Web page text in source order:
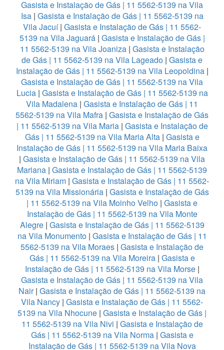
Gasista e Instalação de Gás | 11 5562-5139 na Vila
Isa| Gasista e Instalação de Gás | 11 5562-5139 na
Vila Jacuí| Gasista e Instalação de Gás | 11 5562-
5139 na Vila Jaguará| Gasista e Instalação de Gás |
11 5562-5139 na Vila Joaniza| Gasista e Instalação
de Gás | 11 5562-5139 na Vila Lageado | Gasista e
Instalação de Gás | 11 5562-5139 na Vila Leopoldina|
Gasista e Instalação de Gás | 11 5562-5139 na Vila
Lucia| Gasista e Instalação de Gás | 11 5562-5139 na
Vila Madalena | Gasista e Instalação de Gás | 11
5562-5139 na Vila Mafra | Gasista e Instalação de Gás
| 11 5562-5139 na Vila Maria| Gasista e Instalação de
Gás | 11 5562-5139 na Vila Maria Alta| Gasista e
Instalação de Gás | 11 5562-5139 na Vila Maria Baixa
| Gasista e Instalação de Gás | 11 5562-5139 na Vila
Mariana | Gasista e Instalação de Gás | 11 5562-5139
na Vila Miriam | Gasista e Instalação de Gás | 11 5562-
5139 na Vila Missionária| Gasista e Instalação de Gás
| 11 5562-5139 na Vila Moinho Velho | Gasista e
Instalação de Gás | 11 5562-5139 na Vila Monte
Alegre| Gasista e Instalação de Gás | 11 5562-5139
na Vila Monumento| Gasista e Instalação de Gás | 11
5562-5139 na Vila Moraes | Gasista e Instalação de
Gás | 11 5562-5139 na Vila Moreira| Gasista e
Instalação de Gás | 11 5562-5139 na Vila Morse|
Gasista e Instalação de Gás | 11 5562-5139 na Vila
Nair| Gasista e Instalação de Gás | 11 5562-5139 na
Vila Nancy | Gasista e Instalação de Gás | 11 5562-
5139 na Vila Nhocune | Gasista e Instalação de Gás |
11 5562-5139 na Vila Nivi | Gasista e Instalação de
Gás | 11 5562-5139 na Vila Norma| Gasista e
Instalação de Gás | 11 5562-5139 na Vila Nova